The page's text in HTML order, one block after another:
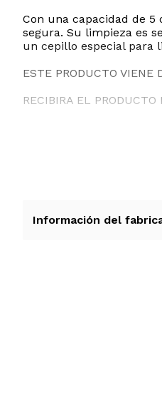
Con una capacidad de
segura. Su limpieza es
un cepillo especial para
ESTE PRODUCTO VIENE
RECIBIRA EL
Información del